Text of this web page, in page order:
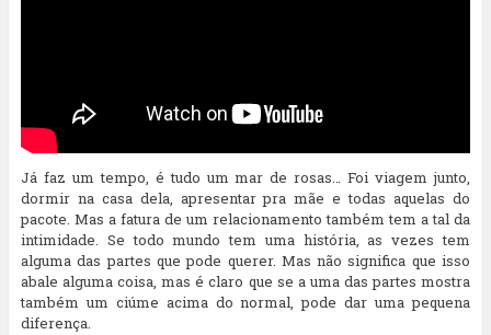
Já faz um tempo, é tudo um mar de rosas… Foi viagem junto,
dormir na casa dela, apresentar pra mãe e todas aquelas do
pacote. Mas a fatura de um relacionamento também tem a tal da
intimidade. Se todo mundo tem uma história, as vezes tem
alguma das partes que pode querer. Mas não significa que isso
abale alguma coisa, mas é claro que se a uma das partes mostra
também um ciúme acima do normal, pode dar uma pequena
diferença.